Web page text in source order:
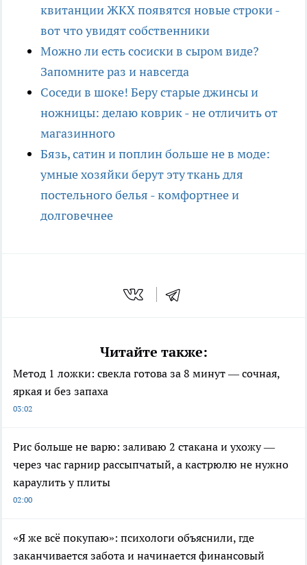
квитанции ЖКХ появятся новые строки -
вот что увидят собственники
Можно ли есть сосиски в сыром виде?
Запомните раз и навсегда
Соседи в шоке! Беру старые джинсы и
ножницы: делаю коврик - не отличить от
магазинного
Бязь, сатин и поплин больше не в моде:
умные хозяйки берут эту ткань для
постельного белья - комфортнее и
долговечнее
Читайте также:
Метод 1 ложки: свекла готова за 8 минут — сочная,
яркая и без запаха
03:02
Рис больше не варю: заливаю 2 стакана и ухожу —
через час гарнир рассыпчатый, а кастрюлю не нужно
караулить у плиты
02:00
«Я же всё покупаю»: психологи объяснили, где
заканчивается забота и начинается финансовый